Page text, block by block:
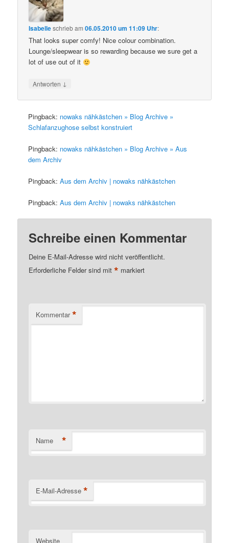
Isabelleschriebam06.05.2010 um 11:09 Uhr:
That looks super comfy! Nice colour combination.
Lounge/sleepwear is so rewarding because we sure get a
lot of use out of it
Antworten ↓
Pingback: nowaks nähkästchen » Blog Archive »
Schlafanzughose selbst konstruiert
Pingback: nowaks nähkästchen » Blog Archive » Aus
dem Archiv
Pingback:Aus dem Archiv | nowaks nähkästchen
Pingback:Aus dem Archiv | nowaks nähkästchen
Schreibe einen Kommentar
Deine E-Mail-Adresse wird nicht veröffentlicht.
Erforderliche Felder sind mit* markiert
Kommentar *
Name *
E-Mail-Adresse *
Website